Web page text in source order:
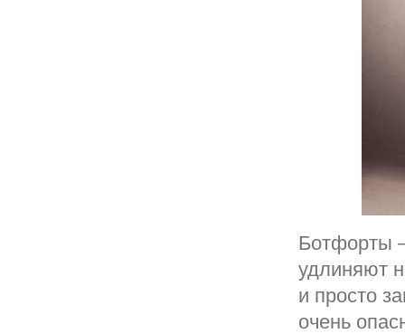
Ботфорты
удлиняют
и просто
очень